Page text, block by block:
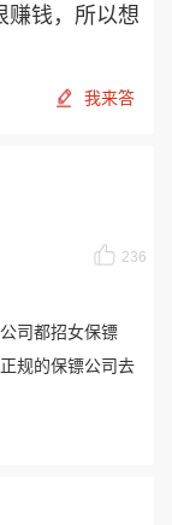
赚钱，所以想
我来答
236
司都招女保镖
规的保镖公司去